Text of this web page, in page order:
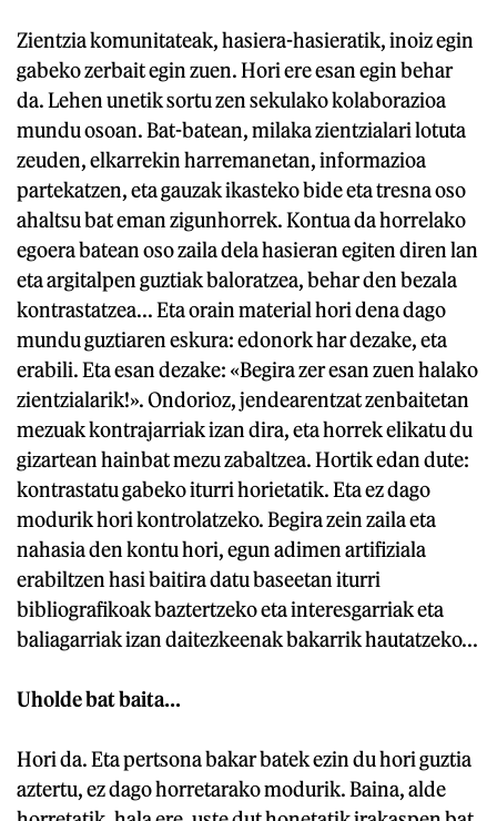
Zientzia komunitateak, hasiera-hasieratik, inoiz egin
gabeko zerbait egin zuen. Hori ere esan egin behar
da. Lehen unetik sortu zen sekulako kolaborazioa
mundu osoan. Bat-batean, milaka zientzialari lotuta
zeuden, elkarrekin harremanetan, informazioa
partekatzen, eta gauzak ikasteko bide eta tresna oso
ahaltsu bat eman zigunhorrek. Kontua da horrelako
egoera batean oso zaila dela hasieran egiten diren lan
eta argitalpen guztiak baloratzea, behar den bezala
kontrastatzea... Eta orain material hori dena dago
mundu guztiaren eskura: edonork har dezake, eta
erabili. Eta esan dezake: «Begira zer esan zuen halako
zientzialarik!». Ondorioz, jendearentzat zenbaitetan
mezuak kontrajarriak izan dira, eta horrek elikatu du
gizartean hainbat mezu zabaltzea. Hortik edan dute:
kontrastatu gabeko iturri horietatik. Eta ez dago
modurik hori kontrolatzeko. Begira zein zaila eta
nahasia den kontu hori, egun adimen artifiziala
erabiltzen hasi baitira datu baseetan iturri
bibliografikoak baztertzeko eta interesgarriak eta
baliagarriak izan daitezkeenak bakarrik hautatzeko...
Uholde bat baita…
Hori da. Eta pertsona bakar batek ezin du hori guztia
aztertu, ez dago horretarako modurik. Baina, alde